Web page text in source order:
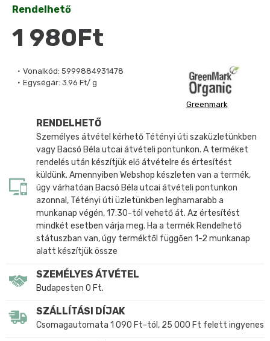
Vonalkód: 5999884931478
Egységár: 3.96 Ft/ g
Greenmark
Rendelhető
1 980Ft
RENDELHETŐ
Személyes átvétel kérhető Tétényi úti szaküzletünkben
vagy Bacsó Béla utcai átvételi pontunkon. A terméket
rendelés után készítjük elő átvételre és értesítést
küldünk. Amennyiben Webshop készleten van a termék,
úgy várhatóan Bacsó Béla utcai átvételi pontunkon
azonnal, Tétényi úti üzletünkben leghamarabb a
munkanap végén, 17:30-tól vehető át. Az értesítést
mindkét esetben várja meg. Ha a termék Rendelhető
státuszban van, úgy terméktől függően 1-2 munkanap
alatt készítjük össze
SZEMÉLYES ÁTVÉTEL
Budapesten 0 Ft.
SZÁLLÍTÁSI DÍJAK
Csomagautomata 1 090 Ft-tól, 25 000 Ft felett ingyenes